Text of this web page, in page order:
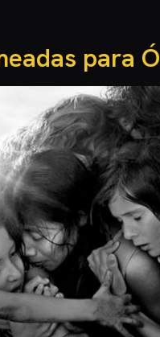
para